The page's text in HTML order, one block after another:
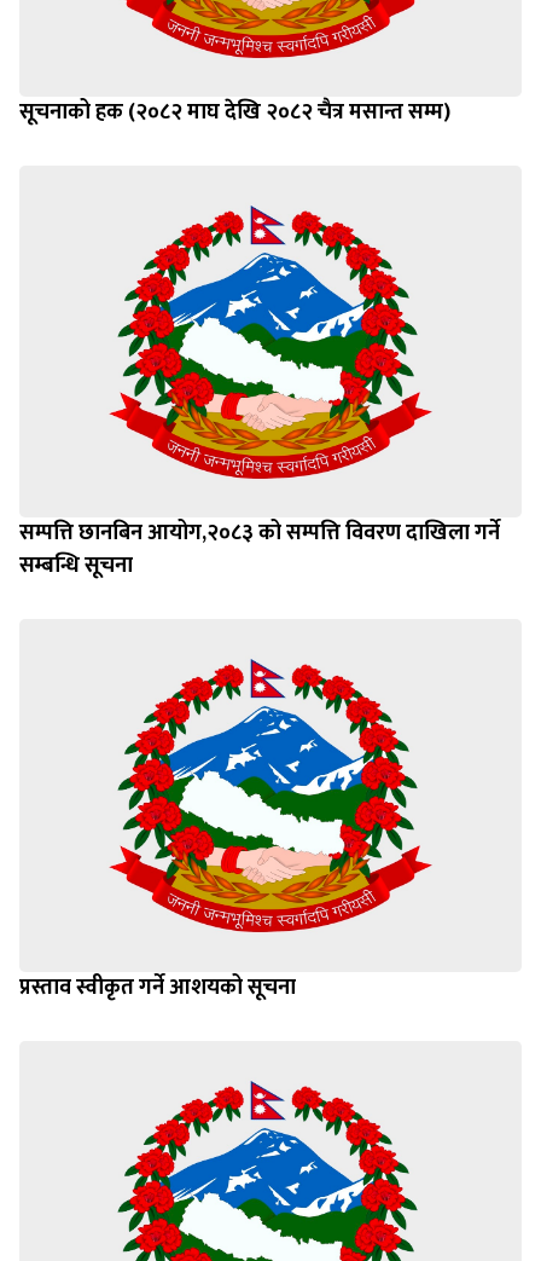
सूचनाको हक (२०८२ माघ देखि २०८२ चैत्र मसान्त सम्म)
सम्पत्ति छानबिन आयोग,२०८३ को सम्पत्ति विवरण दाखिला गर्ने
सम्बन्धि सूचना
प्रस्ताव स्वीकृत गर्ने आशयको सूचना